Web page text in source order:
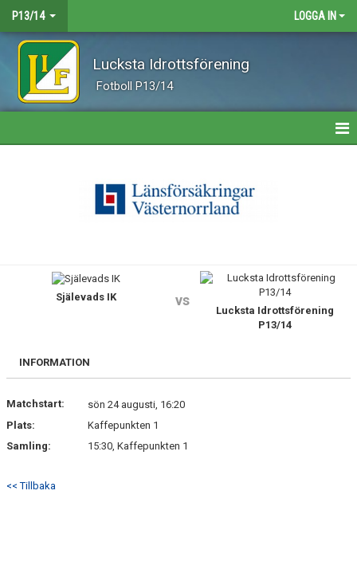
P13/14 LOGGA IN
Lucksta Idrottsförening
Fotboll P13/14
DOKUMENT
KONTAKT
Själevads IK vs
Lucksta Idrottsförening
P13/14
INFORMATION
Matchstart:
sön 24 augusti, 16:20
Plats:
Kaffepunkten 1
Samling:
15:30, Kaffepunkten 1
<< Tillbaka